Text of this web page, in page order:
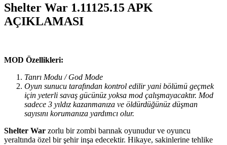
Shelter War 1.11125.15 APK
AÇIKLAMASI
MOD Özellikleri:
Tanrı Modu / God Mode
Oyun sunucu tarafından kontrol edilir yani bölümü geçmek
için yeterli savaş gücünüz yoksa mod çalışmayacaktır. Mod
sadece 3 yıldız kazanmanıza ve öldürdüğünüz düşman
sayısını korumanıza yardımcı olur.
Shelter War zorlu bir zombi barınak oyunudur ve oyuncu
yeraltında özel bir şehir inşa edecektir. Hikaye, sakinlerine tehlike